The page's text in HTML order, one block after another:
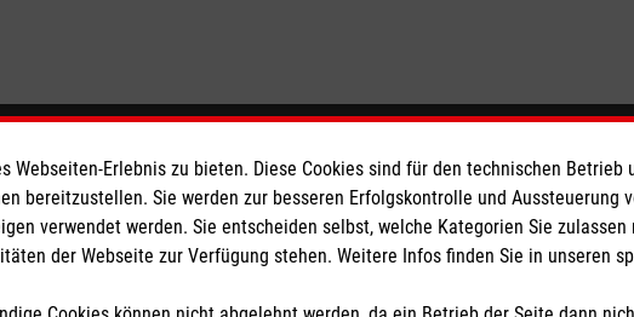
Die Malteser
Malteser in Deutschland
Malteserorden
Spendenkonto
Empfänger: Malteser
IBAN: DE28 3706 0120
Webseiten-Erlebnis zu bieten. Diese Cookies sind für den technischen
bereitzustellen. Sie werden zur besseren Erfolgskontrolle und Aussteuerung
verwendet werden. Sie entscheiden selbst, welche Kategorien Sie
der Webseite zur Verfügung stehen. Weitere Infos finden Sie in unseren